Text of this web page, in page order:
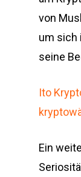
von
um sich
seine
Ito
Ein